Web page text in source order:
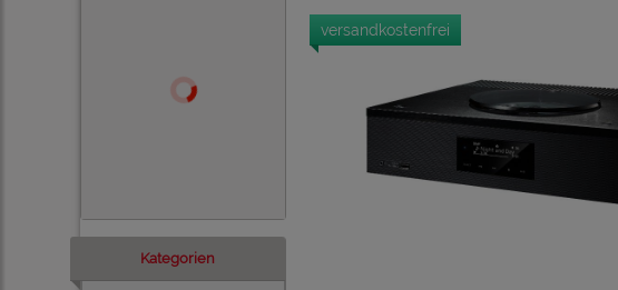
Kategorien
versandkostenfrei